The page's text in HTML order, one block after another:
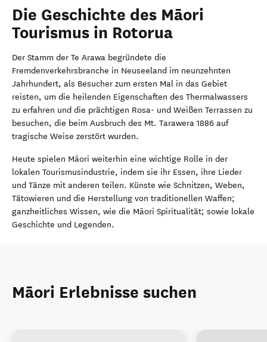
Die Geschichte des Māori
Tourismus in Rotorua
Der Stamm der Te Arawa begründete die
Fremdenverkehrsbranche in Neuseeland im neunzehnten
Jahrhundert, als Besucher zum ersten Mal in das Gebiet
reisten, um die heilenden Eigenschaften des Thermalwassers
zu erfahren und die prächtigen Rosa- und Weißen Terrassen zu
besuchen, die beim Ausbruch des Mt. Tarawera 1886 auf
tragische Weise zerstört wurden.
Heute spielen Māori weiterhin eine wichtige Rolle in der
lokalen Tourismusindustrie, indem sie ihr Essen, ihre Lieder
und Tänze mit anderen teilen. Künste wie Schnitzen, Weben,
Tätowieren und die Herstellung von traditionellen Waffen;
ganzheitliches Wissen, wie die Māori Spiritualität; sowie lokale
Geschichte und Legenden.
Māori Erlebnisse suchen